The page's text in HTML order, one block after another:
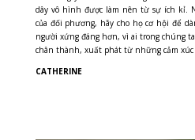
dây vô hình được làm nên từ sự ích kỉ.
của đối phương, hãy cho họ cơ hội để
người xứng đáng hơn, vì ai trong chúng
chân thành, xuất phát từ những cảm
CATHERINE